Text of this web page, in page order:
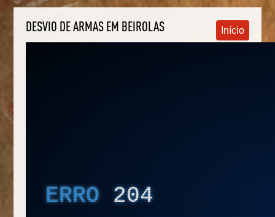
DESVIO DE ARMAS EM BEIROLAS Início